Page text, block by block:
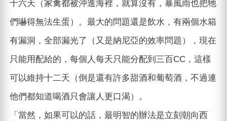
十六天（家禽都被沖進海裡，就算沒有，暴風雨也把牠
們嚇得無法生蛋）。最大的問題還是飲水，有兩個水箱
有漏洞，全部漏光了（又是納尼亞的效率問題），現在
只能用配給的，每個人每天只能分配到三百CC，這樣
可以維持十二天（倒是還有許多甜酒和葡萄酒，不過連
他們都知道喝酒只會讓人更口渴）。
「當然，如果可以的話，最明智的辦法是立刻朝向西